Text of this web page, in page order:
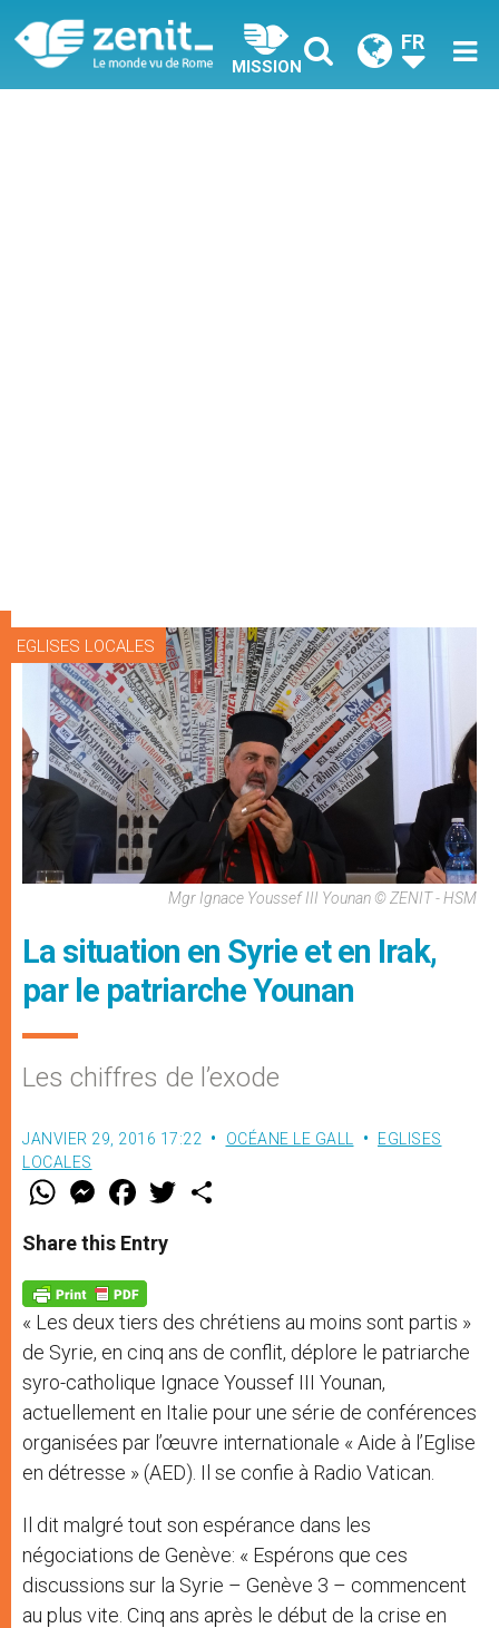
MISSION
FR
EGLISES LOCALES
Mgr Ignace Youssef III Younan © ZENIT - HSM
La situation en Syrie et en Irak,
par le patriarche Younan
Les chiffres de l’exode
JANVIER 29, 2016 17:22 OCÉANE LE GALL
EGLISES
LOCALES
W
t
s
p
p
M
e
s
e
g
e
r
F
a
e
b
o
k
w
Share this Entry
« Les deux tiers des chrétiens au moins sont partis »
de Syrie, en cinq ans de conflit, déplore le patriarche
syro-catholique Ignace Youssef III Younan,
actuellement en Italie pour une série de conférences
organisées par l’œuvre internationale « Aide à l’Eglise
en détresse » (AED). Il se confie à Radio Vatican.
Il dit malgré tout son espérance dans les
négociations de Genève: « Espérons que ces
discussions sur la Syrie – Genève 3 – commencent
au plus vite. Cinq ans après le début de la crise en